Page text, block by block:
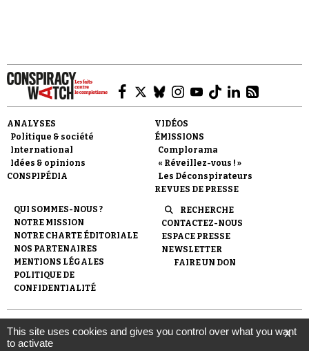
Faire un don
Demander à Vera
ANALYSES
Politique & société
International
Idées & opinions
CONSPIPÉDIA
VIDÉOS
ÉMISSIONS
Complorama
« Réveillez-vous ! »
Les Déconspirateurs
REVUES DE PRESSE
QUI SOMMES-NOUS ?
NOTRE MISSION
NOTRE CHARTE ÉDITORIALE
NOS PARTENAIRES
MENTIONS LÉGALES
POLITIQUE DE
CONFIDENTIALITÉ
RECHERCHE
CONTACTEZ-NOUS
ESPACE PRESSE
NEWSLETTER
FAIRE UN DON
© 2007- 2026 Conspiracy Watch | Une réalisation de
l'Observatoire du conspirationnisme (association loi de 1901) avec
le soutien de la Fondation pour la Mémoire de la Shoah.
X
This site uses cookies and gives you control over what you want
to activate